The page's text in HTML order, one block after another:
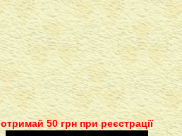
отримай 50 грн при реєстрації